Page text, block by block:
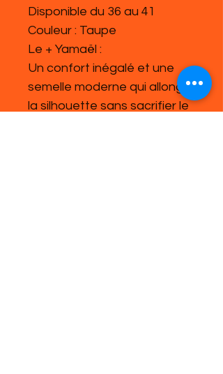
Disponible du 36 au 41
Couleur : Taupe
Le + Yamaël :
Un confort inégalé et une
semelle moderne qui allonge
la silhouette sans sacrifier le